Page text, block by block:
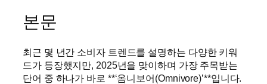
본문
최근 몇 년간 소비자 트렌드를 설명하는 다양한 키워
드가 등장했지만, 2025년을 맞이하며 가장 주목받는
단어 중 하나가 바로 **‘옴니보어(Omnivore)’**입니다.